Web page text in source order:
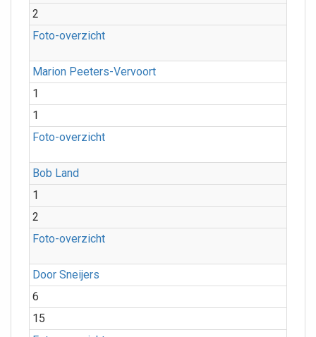
2
Foto-overzicht
Marion Peeters-Vervoort
1
1
Foto-overzicht
Bob Land
1
2
Foto-overzicht
Door Sneijers
6
15